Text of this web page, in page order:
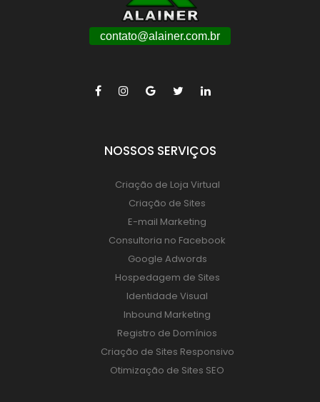
contato@alainer.com.br
NOSSOS SERVIÇOS
Criação de Loja Virtual
Criação de Sites
E-mail Marketing
Consultoria no Facebook
Google Adwords
Hospedagem de Sites
Identidade Visual
Inbound Marketing
Registro de Domínios
Criação de Sites Responsivo
Otimização de Sites SEO